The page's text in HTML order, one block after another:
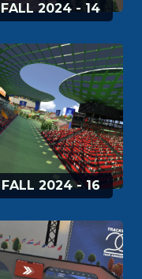
FALL 2024 - 14
FALL 2024 - 16